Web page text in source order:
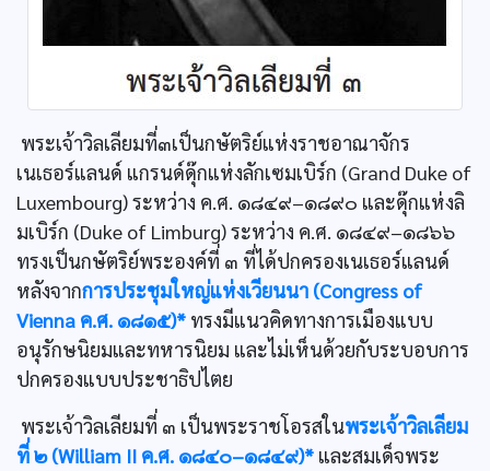
พระเจ้าวิลเลียมที่๓เป็นกษัตริย์แห่งราชอาณาจักร
เนเธอร์แลนด์ แกรนด์ดุ๊กแห่งลักเซมเบิร์ก (Grand Duke of
Luxembourg) ระหว่าง ค.ศ. ๑๘๔๙–๑๘๙๐ และดุ๊กแห่งลิ
มเบิร์ก (Duke of Limburg) ระหว่าง ค.ศ. ๑๘๔๙–๑๘๖๖
ทรงเป็นกษัตริย์พระองค์ที่ ๓ ที่ได้ปกครองเนเธอร์แลนด์
หลังจากการประชุมใหญ่แห่งเวียนนา (Congress of
Vienna ค.ศ. ๑๘๑๕)* ทรงมีแนวคิดทางการเมืองแบบ
อนุรักษนิยมและทหารนิยม และไม่เห็นด้วยกับระบอบการ
ปกครองแบบประชาธิปไตย
พระเจ้าวิลเลียมที่ ๓ เป็นพระราชโอรสในพระเจ้าวิลเลียม
ที่ ๒ (William II ค.ศ. ๑๘๔๐–๑๘๔๙)* และสมเด็จพระ